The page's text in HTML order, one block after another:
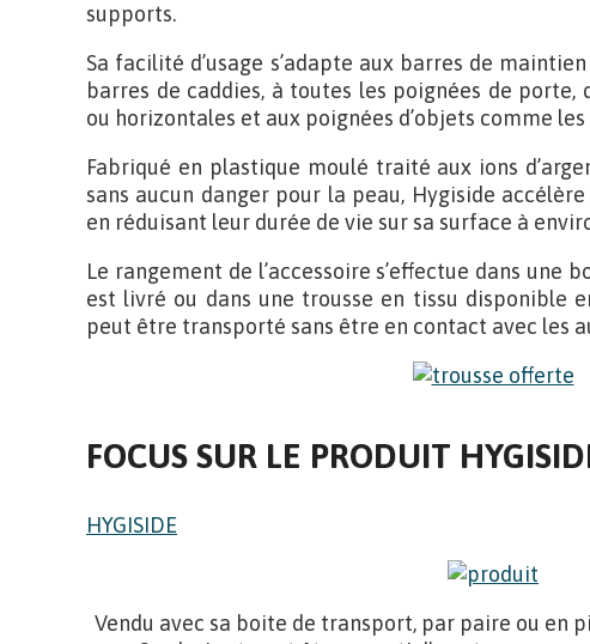
supports.
Sa facilité d’usage s’adapte aux barres de
barres de caddies, à toutes les poignées de porte,
ou horizontales et aux poignées d’objets comme
Fabriqué en plastique moulé traité aux ions
sans aucun danger pour la peau, Hygiside
en réduisant leur durée de vie sur sa surface à
Le rangement de l’accessoire s’effectue dans une
est livré ou dans une trousse en tissu disponible
peut être transporté sans être en contact avec les
FOCUS SUR LE PRODUIT
HYGISIDE
Vendu avec sa boite de transport, par paire ou en